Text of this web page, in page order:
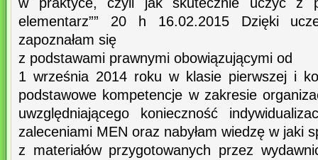
elementarz”” 20 h 16.02.2015 Dzięki
zapoznałam się
z podstawami prawnymi obowiązującymi od
1 września 2014 roku w klasie pierwszej i
podstawowe kompetencje w zakresie
uwzględniającego konieczność
zaleceniami MEN oraz nabyłam wiedzę w jaki
z materiałów przygotowanych przez